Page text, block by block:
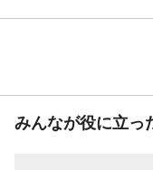
みんなが役に立っ